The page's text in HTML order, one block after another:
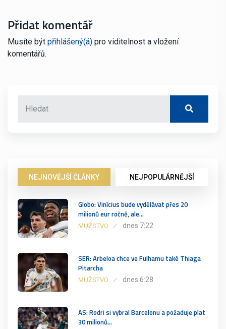
Přidat komentář
Musíte být přihlášený(á) pro viditelnost a vložení
komentářů.
NEJNOVĚJŠÍ ČLÁNKY NEJPOPULÁRNĚJŠÍ
Globo: Vinícius bude vydělávat přes 20
milionů eur ročně, ale…
MUŽSTVO dnes 7:22
SER: Arbeloa chce ve Fulhamu také Thiaga
Pitarcha
MUŽSTVO dnes 6:28
AS: Rodri si vybral Barcelonu a požaduje plat
30 milionů…